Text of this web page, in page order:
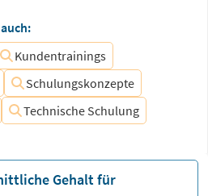
Kundentrainings
Schulungskonzepte
Technische Schulung
Gehalt für